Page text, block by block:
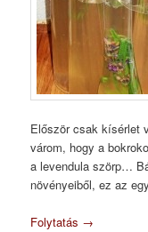
Először csak kísérlet
várom, hogy a
a levendula szörp…
növényeiből, ez az
Folytatás →